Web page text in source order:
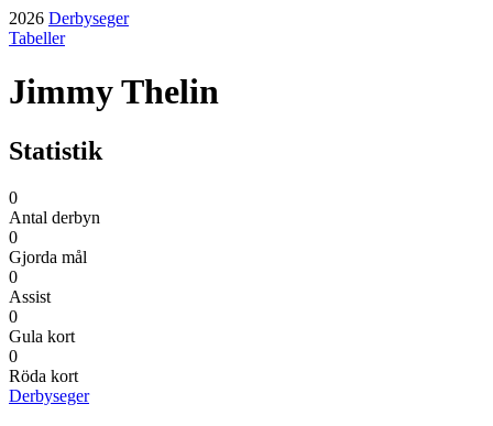
2026 Derbyseger
Tabeller
Jimmy Thelin
Statistik
0
Antal derbyn
0
Gjorda mål
0
Assist
0
Gula kort
0
Röda kort
Derbyseger